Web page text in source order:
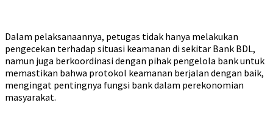
Dalam pelaksanaannya, petugas tidak hanya melakukan
pengecekan terhadap situasi keamanan di sekitar Bank BDL,
namun juga berkoordinasi dengan pihak pengelola bank untuk
memastikan bahwa protokol keamanan berjalan dengan baik,
mengingat pentingnya fungsi bank dalam perekonomian
masyarakat.